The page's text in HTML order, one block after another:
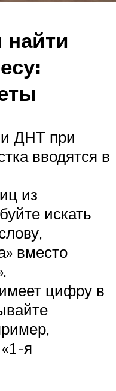
найти
ДНТ при
вводятся в
из
искать
вместо
цифру в
я